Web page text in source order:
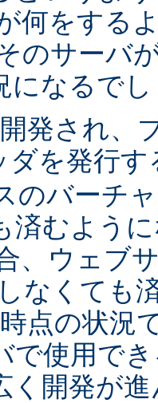
何をする
のサーバ
になるで
発され、
ダを発行
のバーチ
済むよう
、ウェブ
なくても
点の状況
で使用で
く開発が